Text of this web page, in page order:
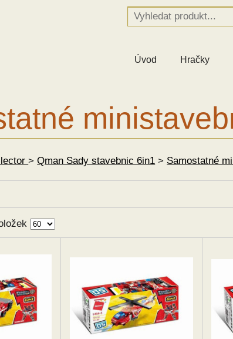
Úvod Hračky
> Qman Sady stavebnic 6in1 > Samostatné